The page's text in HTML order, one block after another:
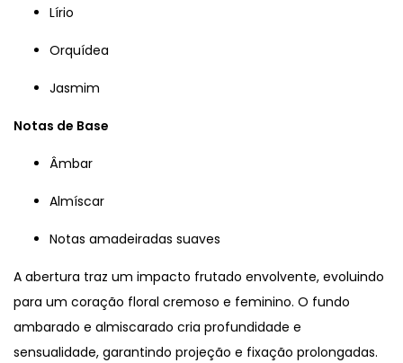
Lírio
Orquídea
Jasmim
Notas de Base
Âmbar
Almíscar
Notas amadeiradas suaves
A abertura traz um impacto frutado envolvente, evoluindo
para um coração floral cremoso e feminino. O fundo
ambarado e almiscarado cria profundidade e
sensualidade, garantindo projeção e fixação prolongadas.